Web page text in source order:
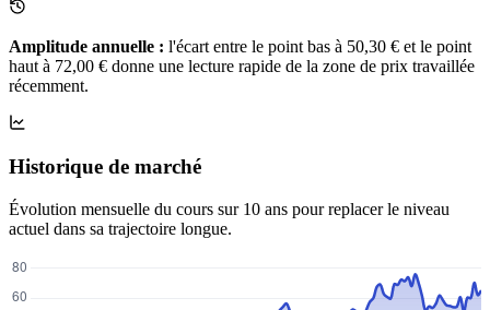
Amplitude annuelle : l'écart entre le point bas à 50,30 € et le point
haut à 72,00 € donne une lecture rapide de la zone de prix travaillée
récemment.
Historique de marché
Évolution mensuelle du cours sur 10 ans pour replacer le niveau
actuel dans sa trajectoire longue.